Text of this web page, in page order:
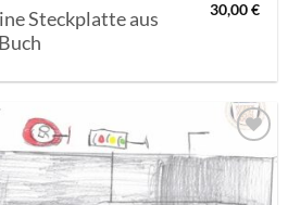
Steckplatte aus
30,00€
AUF MEINE
MERKLISTE
SETZEN